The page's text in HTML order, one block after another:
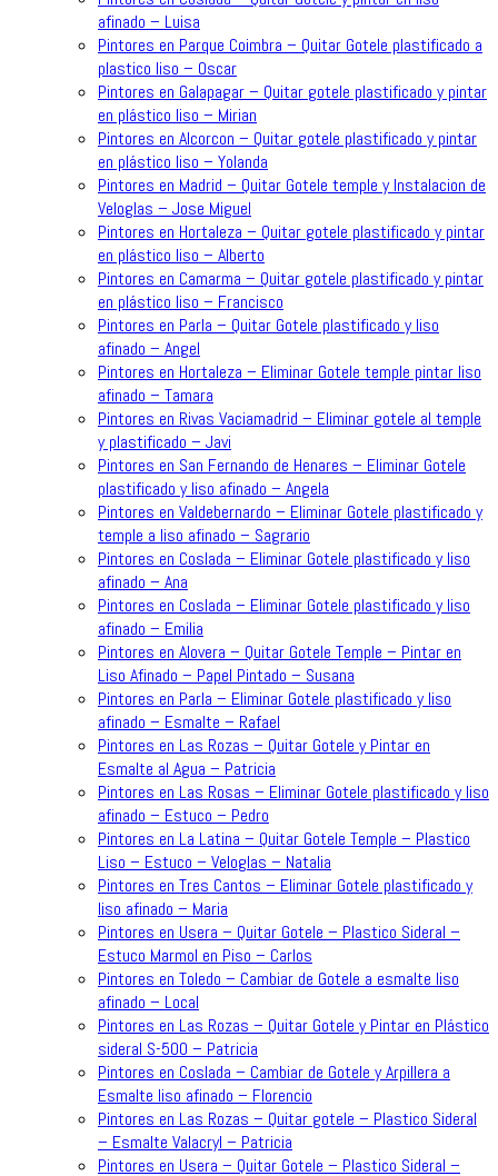
afinado – Luisa
Pintores en Parque Coimbra – Quitar Gotele plastificado a
plastico liso – Oscar
Pintores en Galapagar – Quitar gotele plastificado y pintar
en plástico liso – Mirian
Pintores en Alcorcon – Quitar gotele plastificado y pintar
en plástico liso – Yolanda
Pintores en Madrid – Quitar Gotele temple y Instalacion de
Veloglas – Jose Miguel
Pintores en Hortaleza – Quitar gotele plastificado y pintar
en plástico liso – Alberto
Pintores en Camarma – Quitar gotele plastificado y pintar
en plástico liso – Francisco
Pintores en Parla – Quitar Gotele plastificado y liso
afinado – Angel
Pintores en Hortaleza – Eliminar Gotele temple pintar liso
afinado – Tamara
Pintores en Rivas Vaciamadrid – Eliminar gotele al temple
y plastificado – Javi
Pintores en San Fernando de Henares – Eliminar Gotele
plastificado y liso afinado – Angela
Pintores en Valdebernardo – Eliminar Gotele plastificado y
temple a liso afinado – Sagrario
Pintores en Coslada – Eliminar Gotele plastificado y liso
afinado – Ana
Pintores en Coslada – Eliminar Gotele plastificado y liso
afinado – Emilia
Pintores en Alovera – Quitar Gotele Temple – Pintar en
Liso Afinado – Papel Pintado – Susana
Pintores en Parla – Eliminar Gotele plastificado y liso
afinado – Esmalte – Rafael
Pintores en Las Rozas – Quitar Gotele y Pintar en
Esmalte al Agua – Patricia
Pintores en Las Rosas – Eliminar Gotele plastificado y liso
afinado – Estuco – Pedro
Pintores en La Latina – Quitar Gotele Temple – Plastico
Liso – Estuco – Veloglas – Natalia
Pintores en Tres Cantos – Eliminar Gotele plastificado y
liso afinado – Maria
Pintores en Usera – Quitar Gotele – Plastico Sideral –
Estuco Marmol en Piso – Carlos
Pintores en Toledo – Cambiar de Gotele a esmalte liso
afinado – Local
Pintores en Las Rozas – Quitar Gotele y Pintar en Plástico
sideral S-500 – Patricia
Pintores en Coslada – Cambiar de Gotele y Arpillera a
Esmalte liso afinado – Florencio
Pintores en Las Rozas – Quitar gotele – Plastico Sideral
– Esmalte Valacryl – Patricia
Pintores en Usera – Quitar Gotele – Plastico Sideral –